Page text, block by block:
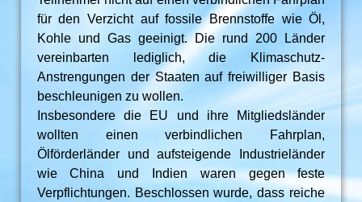
für den Verzicht auf fossile Brennstoffe wie Öl,
Kohle und Gas geeinigt. Die rund 200 Länder
vereinbarten lediglich, die Klimaschutz-
Anstrengungen der Staaten auf freiwilliger Basis
beschleunigen zu wollen.
Insbesondere die EU und ihre Mitgliedsländer
wollten einen verbindlichen Fahrplan,
Ölförderländer und aufsteigende Industrieländer
wie China und Indien waren gegen feste
Verpflichtungen. Beschlossen wurde, dass reiche